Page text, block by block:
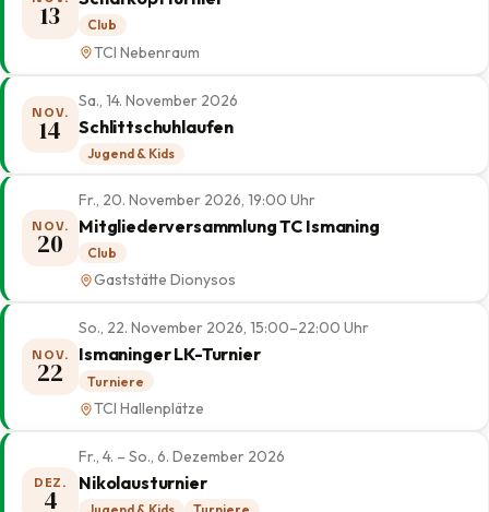
13 Club
TCI Nebenraum
NOV.
14
Sa., 14. November 2026
Schlittschuhlaufen
Jugend & Kids
NOV.
20
Fr., 20. November 2026, 19:00 Uhr
Mitgliederversammlung TC Ismaning
Club
Gaststätte Dionysos
NOV.
22
So., 22. November 2026, 15:00–22:00 Uhr
Ismaninger LK-Turnier
Turniere
TCI Hallenplätze
DEZ.
4
Fr., 4. – So., 6. Dezember 2026
Nikolausturnier